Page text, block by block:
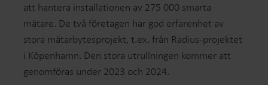
att hantera installationen av 275 000 smarta
mätare. De två företagen har god erfarenhet av
stora mätarbytesprojekt, t.ex. från Radius-projektet
i Köpenhamn. Den stora utrullningen kommer att
genomföras under 2023 och 2024.